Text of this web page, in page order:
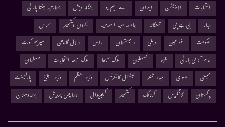
انتخابات
اپوزیشن ایران اے ایم یو بنگلہ دیش
بھارتیہ جنتا پارٹی
بہار
بی جے پی تلنگانہ جامعہ ملیہ اسلامیہ جموں وکشمیر
حماس
حکومت
خواتین دہلی راجستھان راہل راہل گاندھی
سپریم کورٹ
عام آدمی پارٹی
غزہ فلسطین لوک سبھا لوک سبھا انتخابات
مسلمان
ممبئی
مودی مہاراشٹر نیشنل کانفرنس وزیر اعظم وزیر اعلیٰ
پارلیمنٹ
پاکستان
کانگریس کرناٹک کشمیر کیجریوال ہماچل پردیش ہندوستان